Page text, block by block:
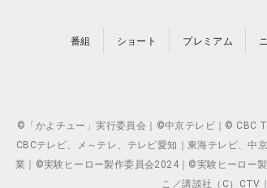
番組 ショート プレミアム
©「かよチュー」実行委員会｜©中京テレビ｜© CBC
CBCテレビ、メ～テレ、テレビ愛知｜東海テレビ、
業｜©実験ヒーロー製作委員会2024｜©実験ヒーロー
こ／講談社（C）CTV